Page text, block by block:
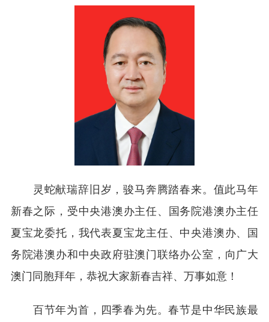
灵蛇献瑞辞旧岁，骏马奔腾踏春来。值此马年
新春之际，受中央港澳办主任、国务院港澳办主任
夏宝龙委托，我代表夏宝龙主任、中央港澳办、国
务院港澳办和中央政府驻澳门联络办公室，向广大
澳门同胞拜年，恭祝大家新春吉祥、万事如意！
百节年为首，四季春为先。春节是中华民族最